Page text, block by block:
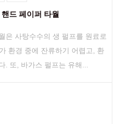
드 페이퍼 타월
은 사탕수수의 생 펄프를 원료로
환경 중에 잔류하기 어렵고, 환
. 또, 바가스 펄프는 유해...